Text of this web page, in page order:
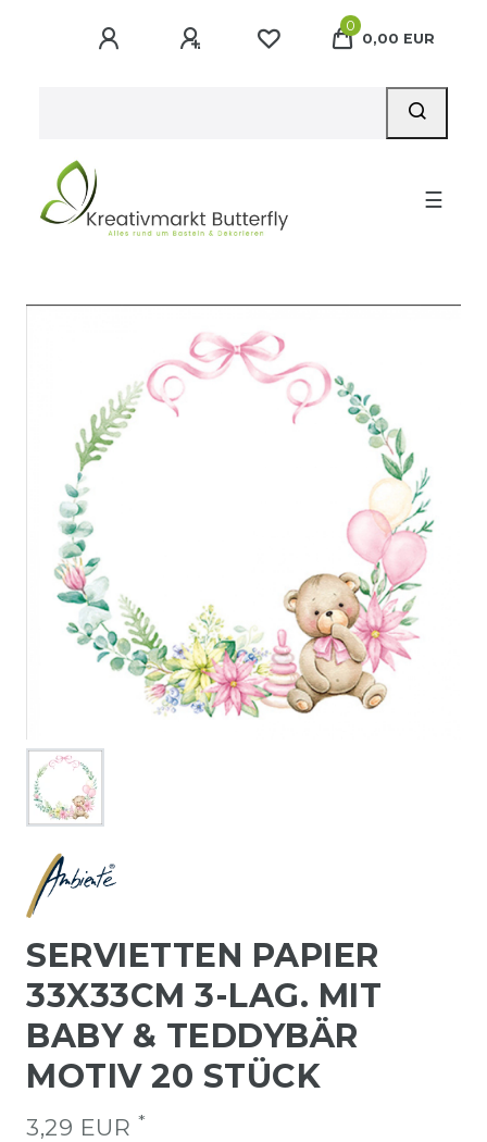
0
0,00 EUR
☰
SERVIETTEN PAPIER
33X33CM 3-LAG. MIT
BABY & TEDDYBÄR
MOTIV 20 STÜCK
3,29 EUR *